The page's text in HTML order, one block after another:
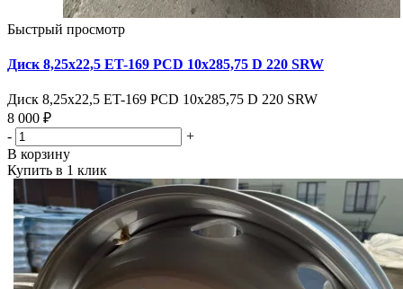
Быстрый просмотр
Диск 8,25х22,5 ET-169 PCD 10x285,75 D 220 SRW
Диск 8,25х22,5 ET-169 PCD 10x285,75 D 220 SRW
8 000 ₽
-
+
В корзину
Купить в 1 клик